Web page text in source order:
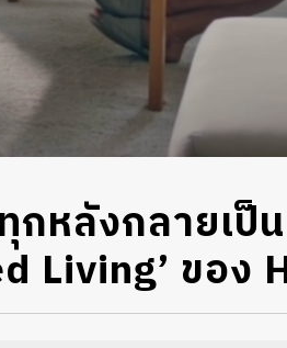
หลังกลายเป็น
Living’ ของ